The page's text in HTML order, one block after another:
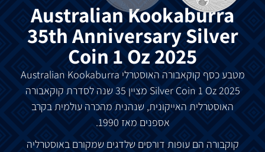
Australian Kookaburra
35th Anniversary Silver
Coin 1 Oz 2025
מטבע כסף קוקאבורה האוסטרלי Australian Kookaburra
Silver Coin 1 Oz 2025
מציין 35 שנה לסדרת קוקאבורה
האוסטרלית האייקונית, שנהנית מהכרה עולמית בקרב
אספנים מאז 1990.
קוקבורה הם עופות דורסים שלדגים שמקורם באוסטרליה